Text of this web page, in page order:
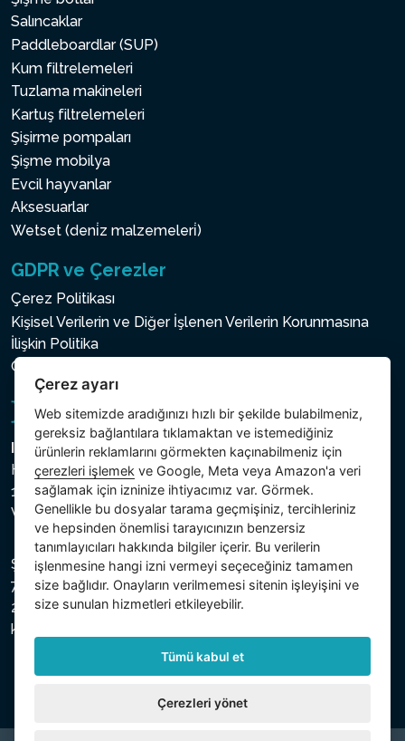
Salıncaklar
Paddleboardlar (SUP)
Kum filtrelemeleri
Tuzlama makineleri
Kartuş filtrelemeleri
Şişirme pompaları
Şişme mobilya
Evcil hayvanlar
Aksesuarlar
Wetset (deni̇z malzemeleri̇)
GDPR ve Çerezler
Çerez Politikası
Kişisel Verilerin ve Diğer İşlenen Verilerin Korunmasına
İlişkin Politika
Çerez ayarı
Intex Trading, s.r.o.
Hradecká 2526/3
130 00 Praha 3
Vinohrady - Česká republika
Şirket, Prag Şehir Mahkemesi Ticaret Sicilinde C bölümü,
74759 numaralı dosya altında, Vergi Kimlik Numarası (IČ)
26150808 ve KDV Numarası (DIČ) CZ26150808 ile
kayıtlıdır.
Çerez ayarı
Web sitemizde aradığınızı hızlı bir şekilde bulabilmeniz,
gereksiz bağlantılara tıklamaktan ve istemediğiniz
ürünlerin reklamlarını görmekten kaçınabilmeniz için
çerezleri işlemek ve Google, Meta veya Amazon'a veri
sağlamak için izninize ihtiyacımız var. Görmek.
Genellikle bu dosyalar tarama geçmişiniz, tercihleriniz
ve hepsinden önemlisi tarayıcınızın benzersiz
tanımlayıcıları hakkında bilgiler içerir. Bu verilerin
işlenmesine hangi izni vermeyi seçeceğiniz tamamen
size bağlıdır. Onayların verilmemesi sitenin işleyişini ve
size sunulan hizmetleri etkileyebilir.
Tümü kabul et
Çerezleri yönet